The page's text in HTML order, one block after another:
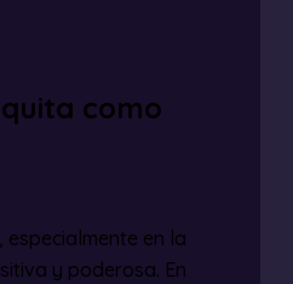
como
en la
y poderosa. En